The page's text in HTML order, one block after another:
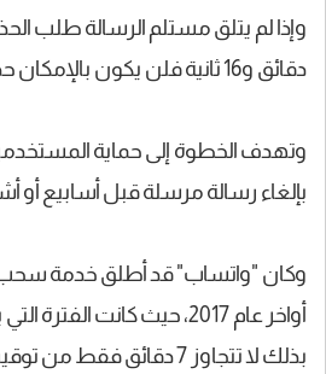
دقائق و16 ثانية فلن يكون بالإمكان حذف الرسالة فيما بعد.
وتهدف الخطوة إلى حماية
بإلغاء رسالة مرسلة قبل أسابيع أو
وكان "واتساب" قد أطلق خدمة سحب
أواخر عام 2017، حيث كانت
بذلك لا تتجاوز 7 دقائق